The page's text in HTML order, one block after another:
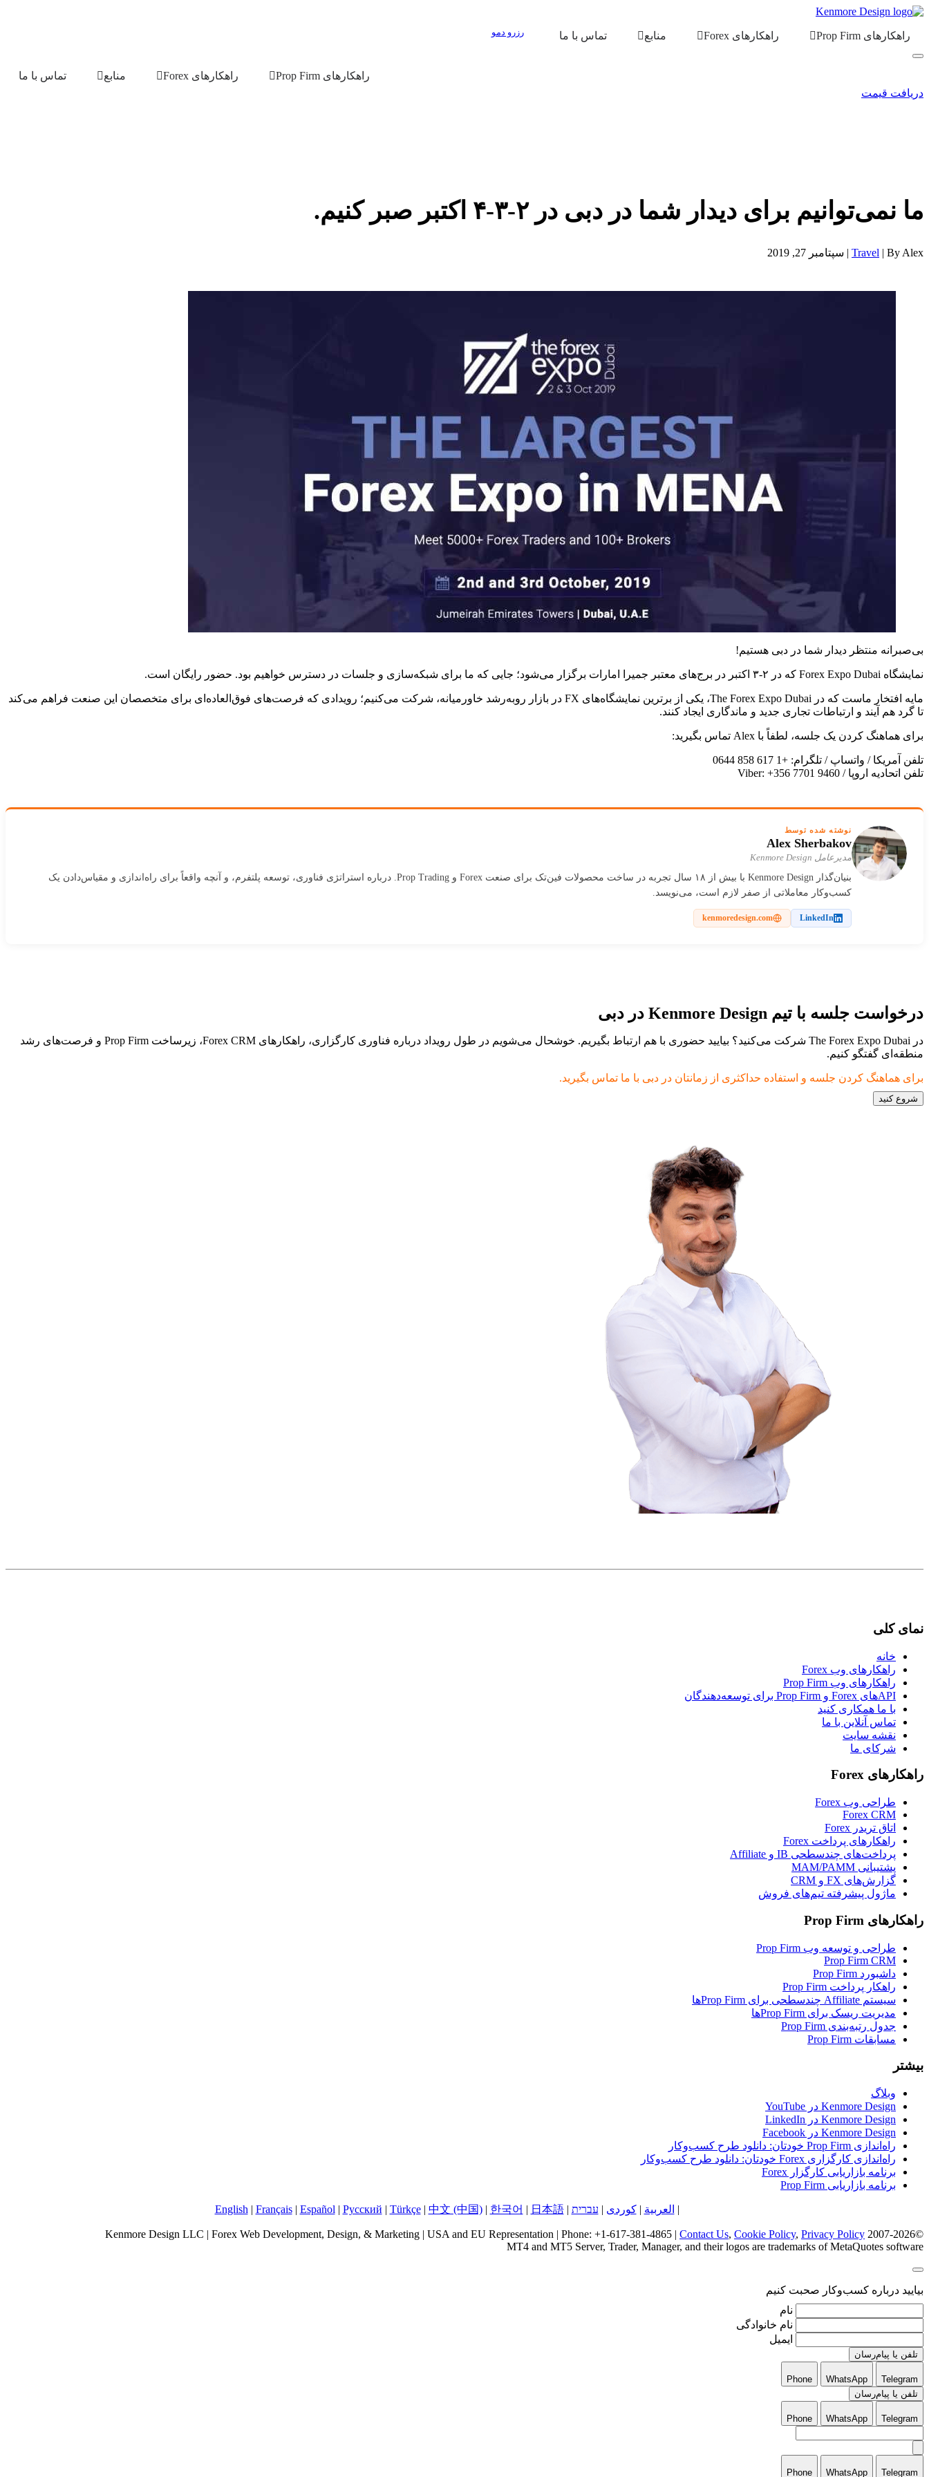
راهکارهای Prop Firm راهکارهای Forex منابع تماس با ما رزرو دمو
راهکارهای Prop Firm راهکارهای Forex منابع
تماس با ما
دریافت قیمت
ما نمی‌توانیم برای دیدار شما در دبی در ۲-۳-۴ اکتبر صبر کنیم.
By Alex |
Travel | سپتامبر 27, 2019
بی‌صبرانه منتظر دیدار شما در دبی هستیم!
نمایشگاه Forex Expo Dubai که در ۲-۳ اکتبر در برج‌های معتبر جمیرا امارات برگزار می‌شود؛ جایی که ما برای شبکه‌سازی و جلسات در دسترس خواهیم بود. حضور رایگان است.
مایه افتخار ماست که در The Forex Expo Dubai، یکی از برترین نمایشگاه‌های FX در بازار رو‌به‌رشد خاورمیانه، شرکت می‌کنیم؛ رویدادی که فرصت‌های فوق‌العاده‌ای برای متخصصان این صنعت فراهم می‌کند
تا گرد هم آیند و ارتباطات تجاری جدید و ماندگاری ایجاد کنند.
برای هماهنگ کردن یک جلسه، لطفاً با Alex تماس بگیرید:
تلفن آمریکا / واتساپ / تلگرام: +1 617 858 0644
تلفن اتحادیه اروپا / Viber: +356 7701 9460
نوشته شده توسط
Alex Sherbakov
مدیرعامل Kenmore Design
بنیان‌گذار Kenmore Design با بیش از ۱۸ سال تجربه در ساخت محصولات فین‌تک برای صنعت Forex و Prop Trading. درباره استراتژی فناوری، توسعه پلتفرم، و آنچه واقعاً برای راه‌اندازی و مقیاس‌دادن یک
کسب‌وکار معاملاتی از صفر لازم است، می‌نویسد.
LinkedIn
kenmoredesign.com
درخواست جلسه با تیم Kenmore Design در دبی
در The Forex Expo Dubai شرکت می‌کنید؟ بیایید حضوری با هم ارتباط بگیریم. خوشحال می‌شویم در طول رویداد درباره فناوری کارگزاری، راهکارهای Forex CRM، زیرساخت Prop Firm و فرصت‌های رشد
منطقه‌ای گفتگو کنیم.
برای هماهنگ کردن جلسه و استفاده حداکثری از زمانتان در دبی با ما تماس بگیرید.
شروع کنید
نمای کلی
خانه
راهکارهای وب Forex
راهکارهای وب Prop Firm
APIهای Forex و Prop Firm برای توسعه‌دهندگان
با ما همکاری کنید
تماس آنلاین با ما
نقشه سایت
شرکای ما
راهکارهای Forex
طراحی وب Forex
Forex CRM
اتاق تریدر Forex
راهکارهای پرداخت Forex
پرداخت‌های چندسطحی IB و Affiliate
پشتیبانی MAM/PAMM
گزارش‌های FX و CRM
ماژول پیشرفته تیم‌های فروش
راهکارهای Prop Firm
طراحی و توسعه وب Prop Firm
Prop Firm CRM
داشبورد Prop Firm
راهکار پرداخت Prop Firm
سیستم Affiliate چندسطحی برای Prop Firmها
مدیریت ریسک برای Prop Firmها
جدول رتبه‌بندی Prop Firm
مسابقات Prop Firm
بیشتر
وبلاگ
Kenmore Design در YouTube
Kenmore Design در LinkedIn
Kenmore Design در Facebook
راه‌اندازی Prop Firm خودتان: دانلود طرح کسب‌وکار
راه‌اندازی کارگزاری Forex خودتان: دانلود طرح کسب‌وکار
برنامه بازاریابی کارگزار Forex
برنامه بازاریابی Prop Firm
English | Français| Español | Русский | Türkçe| 中文 (中国)| 한국어 | 日本語| עברית | کوردی| العربية |
©2007-2026 Kenmore Design LLC | Forex Web Development, Design, & Marketing | USA and EU Representation | Phone: +1-617-381-4865 |
Contact Us, Cookie Policy, Privacy Policy
MT4 and MT5 Server, Trader, Manager, and their logos are trademarks of MetaQuotes software
بیایید درباره کسب‌وکار صحبت کنیم
نام
نام خانوادگی
ایمیل
تلفن یا پیام‌رسان
Telegram
WhatsApp
Phone
تلفن یا پیام‌رسان
Telegram
WhatsApp
Phone
Telegram
WhatsApp
Phone